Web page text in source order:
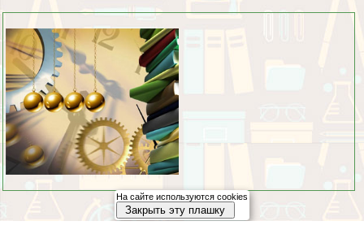
На сайте используются cookies
Закрыть эту плашку